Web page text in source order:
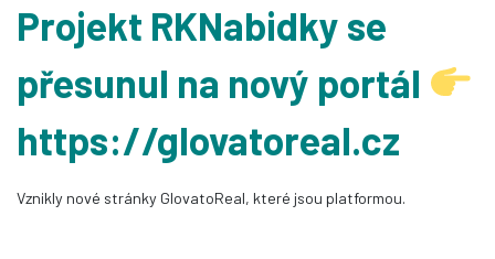
Projekt RKNabidky se
přesunul na nový portál
https://glovatoreal.cz
Vznikly nové stránky GlovatoReal, které jsou platformou.